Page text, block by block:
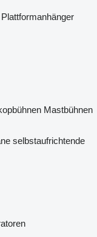
Plattformanhänger
Mastbühnen
selbstaufrichtende